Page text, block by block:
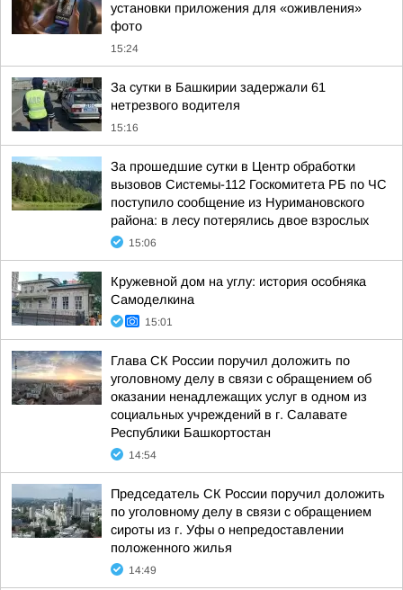
установки приложения для «оживления»
фото
15:24
За сутки в Башкирии задержали 61
нетрезвого водителя
15:16
За прошедшие сутки в Центр обработки
вызовов Системы-112 Госкомитета РБ по ЧС
поступило сообщение из Нуримановского
района: в лесу потерялись двое взрослых
15:06
Кружевной дом на углу: история особняка
Самоделкина
15:01
Глава СК России поручил доложить по
уголовному делу в связи с обращением об
оказании ненадлежащих услуг в одном из
социальных учреждений в г. Салавате
Республики Башкортостан
14:54
Председатель СК России поручил доложить
по уголовному делу в связи с обращением
сироты из г. Уфы о непредоставлении
положенного жилья
14:49